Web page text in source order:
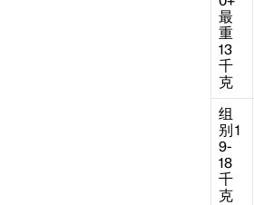
最
重
13
千
克
组
别 1
9-
18
千
克